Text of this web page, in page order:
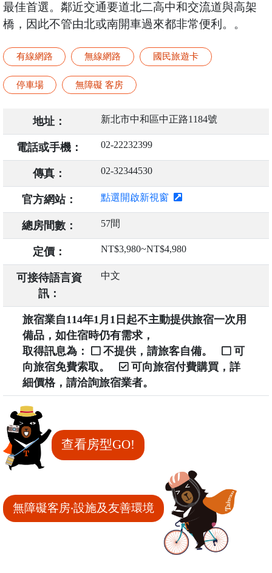
最佳首選。鄰近交通要道北二高中和交流道與高架
橋，因此不管由北或南開車過來都非常便利。。
有線網路 無線網路 國民旅遊卡
停車場 無障礙 客房
地址： 新北市中和區中正路1184號
電話或手機： 02-22232399
傳真： 02-32344530
官方網站： 點選開啟新視窗
總房間數： 57間
定價： NT$3,980~NT$4,980
可接待語言資
訊：
中文
旅宿業自114年1月1日起不主動提供旅宿一次用
備品，如住宿時仍有需求，
取得訊息為：
不提供，請旅客自備。
可
向旅宿免費索取。
可向旅宿付費購買，詳
細價格，請洽詢旅宿業者。
查看房型GO!
無障礙客房‧設施及友善環境